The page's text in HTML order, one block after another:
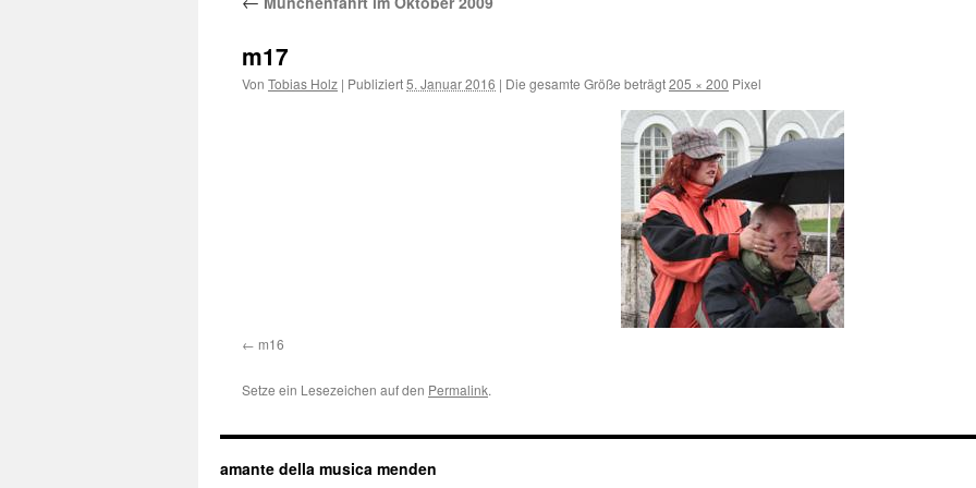
m17
Von Tobias Holz | Publiziert5. Januar 2016 | Die gesamte Größe beträgt205 × 200 Pixel
m16
Setze ein Lesezeichen auf den Permalink.
amante della musica menden